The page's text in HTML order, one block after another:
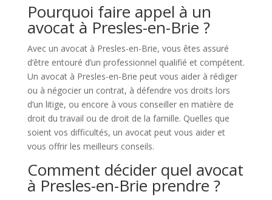
Pourquoi faire appel à un
avocat à Presles-en-Brie ?
Avec un avocat à Presles-en-Brie, vous êtes assuré
d’être entouré d’un professionnel qualifié et compétent.
Un avocat à Presles-en-Brie peut vous aider à rédiger
ou à négocier un contrat, à défendre vos droits lors
d’un litige, ou encore à vous conseiller en matière de
droit du travail ou de droit de la famille. Quelles que
soient vos difficultés, un avocat peut vous aider et
vous offrir les meilleurs conseils.
Comment décider quel avocat
à Presles-en-Brie prendre ?